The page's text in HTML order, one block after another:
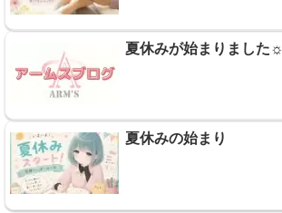
夏休みが始まりました☼
夏休みの始まり